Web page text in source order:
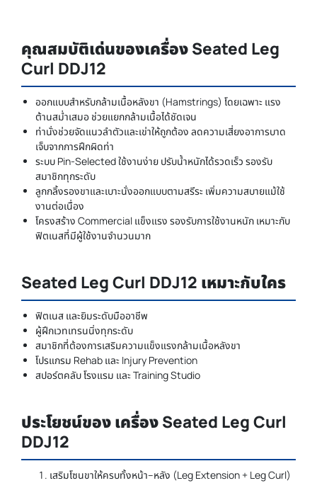
คุณสมบัติเด่นของเครื่อง Seated Leg
Curl DDJ12
ออกแบบสำหรับกล้ามเนื้อหลังขา (Hamstrings) โดยเฉพาะ แรง
ต้านสม่ำเสมอ ช่วยแยกกล้ามเนื้อได้ชัดเจน
ท่านั่งช่วยจัดแนวลำตัวและเข่าให้ถูกต้อง ลดความเสี่ยงอาการบาด
เจ็บจากการฝึกผิดท่า
ระบบ Pin-Selected ใช้งานง่าย ปรับน้ำหนักได้รวดเร็ว รองรับ
สมาชิกทุกระดับ
ลูกกลิ้งรองขาและเบาะนั่งออกแบบตามสรีระ เพิ่มความสบายแม้ใช้
งานต่อเนื่อง
โครงสร้าง Commercial แข็งแรง รองรับการใช้งานหนัก เหมาะกับ
ฟิตเนสที่มีผู้ใช้งานจำนวนมาก
Seated Leg Curl DDJ12 เหมาะกับใคร
ฟิตเนส และยิมระดับมืออาชีพ
ผู้ฝึกเวทเทรนนิ่งทุกระดับ
สมาชิกที่ต้องการเสริมความแข็งแรงกล้ามเนื้อหลังขา
โปรแกรม Rehab และ Injury Prevention
สปอร์ตคลับ โรงแรม และ Training Studio
ประโยชน์ของ เครื่อง Seated Leg Curl
DDJ12
เสริมโซนขาให้ครบทั้งหน้า–หลัง (Leg Extension + Leg Curl)